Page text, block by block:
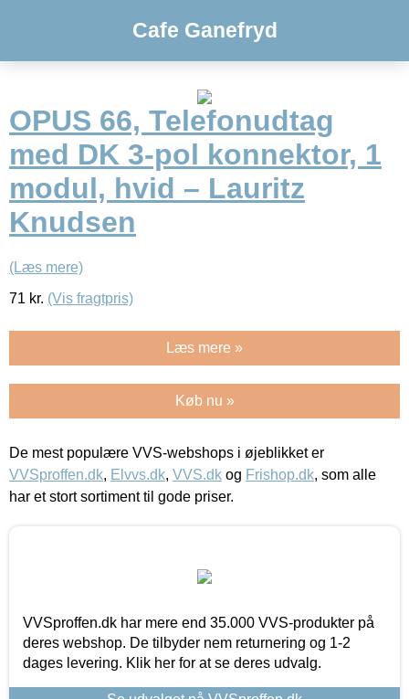
Cafe Ganefryd
OPUS 66, Telefonudtag
med DK 3-pol konnektor, 1
modul, hvid – Lauritz
Knudsen
(Læs mere)
71 kr. (Vis fragtpris)
Læs mere »
Køb nu »
De mest populære VVS-webshops i øjeblikket er
VVSproffen.dk, Elvvs.dk, VVS.dk og Frishop.dk, som alle
har et stort sortiment til gode priser.
VVSproffen.dk har mere end 35.000 VVS-produkter på
deres webshop. De tilbyder nem returnering og 1-2
dages levering. Klik her for at se deres udvalg.